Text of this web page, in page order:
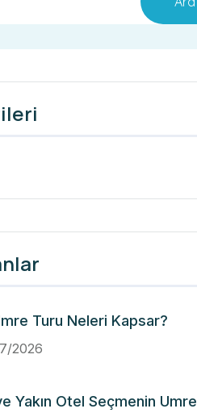
Turu Neleri Kapsar?
2026
Yakın Otel Seçmenin Umre